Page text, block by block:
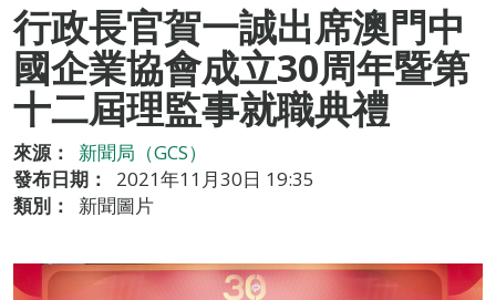
行政長官賀一誠出席澳門中
國企業協會成立30周年暨第
十二屆理監事就職典禮
來源：
新聞局（GCS）
發布日期：
2021年11月30日 19:35
類別：
新聞圖片